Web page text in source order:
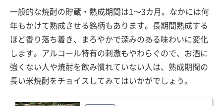
一般的な焼酎の貯蔵・熟成期間は1〜3カ月。なかには何
年もかけて熟成させる銘柄もあります。長期間熟成する
ほど香り落ち着き、まろやかで深みのある味わいに変化
します。アルコール特有の刺激もやわらぐので、お酒に
強くない人や焼酎を飲み慣れていない人は、熟成期間の
長い米焼酎をチョイスしてみてはいかがでしょう。